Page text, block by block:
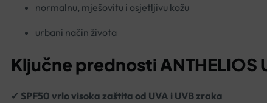
normalnu, mješovitu i osjetljivu kožu
urbani način života
Ključne prednosti ANTHELIOS
✔ SPF50 vrlo visoka zaštita od UVA i UVB zraka